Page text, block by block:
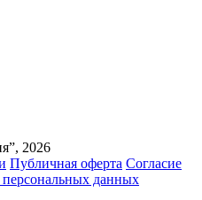
2026
Публичная оферта Согласие
персональных данных